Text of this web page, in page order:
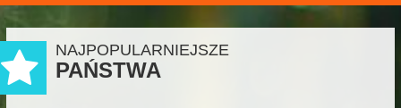
NAJPOPULARNIEJSZE
PAŃSTWA